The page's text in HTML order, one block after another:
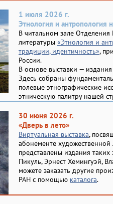
1 июля 2026 г.
Этнология и антропология
В читальном зале
литературы «Этнология и
традиции, идентичность»,
России.
В основе выставки —
Здесь собраны
полевые этнографические
этническую палитру нашей
30 июня 2026 г.
«Дверь в лето»
Виртуальная выставка,
абонементе
представлены издания
Пикуль, Эрнест Хемингуэй,
можете заказать другие
РАН с помощью каталога.